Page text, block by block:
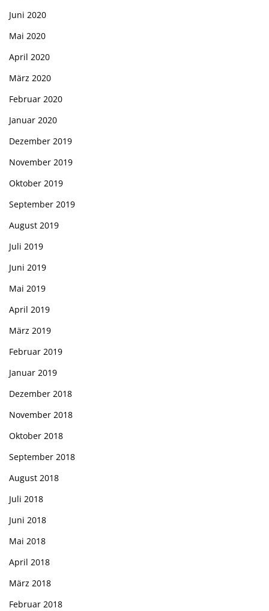
Juni 2020
Mai 2020
April 2020
März 2020
Februar 2020
Januar 2020
Dezember 2019
November 2019
Oktober 2019
September 2019
August 2019
Juli 2019
Juni 2019
Mai 2019
April 2019
März 2019
Februar 2019
Januar 2019
Dezember 2018
November 2018
Oktober 2018
September 2018
August 2018
Juli 2018
Juni 2018
Mai 2018
April 2018
März 2018
Februar 2018